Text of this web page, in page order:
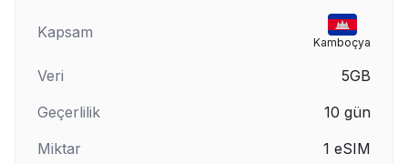
Kapsam
Kamboçya
Veri
5GB
Geçerlilik
10 gün
Miktar
1 eSIM